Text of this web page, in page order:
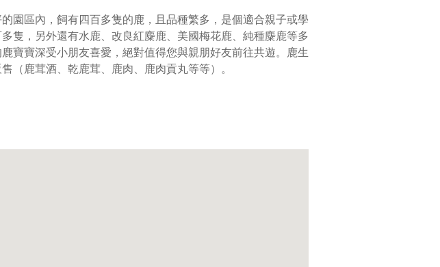
區內，飼有四百多隻的鹿，且品種繁多，是個適合親子或學
隻，另外還有水鹿、改良紅麋鹿、美國梅花鹿、純種麋鹿等多
寶寶深受小朋友喜愛，絕對值得您與親朋好友前往共遊。鹿生
（鹿茸酒、乾鹿茸、鹿肉、鹿肉貢丸等等）。